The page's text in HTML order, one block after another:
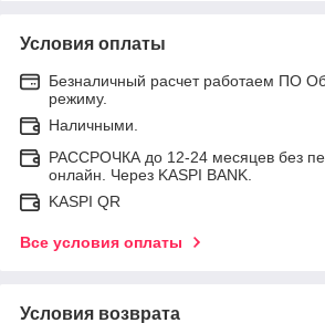
Условия оплаты
Безналичный расчет работаем ПО
режиму.
Наличными.
РАССРОЧКА до 12-24 месяцев без
онлайн. Через KASPI BANK.
KASPI QR
Все условия оплаты
Условия возврата